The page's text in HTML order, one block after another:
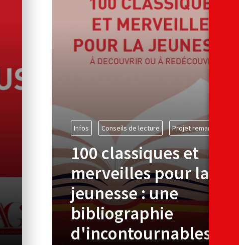
Infos Conseils de lecture Projet remarqué
100 classiques et
merveilles pour la
jeunesse : une
bibliographie
d'incontournables